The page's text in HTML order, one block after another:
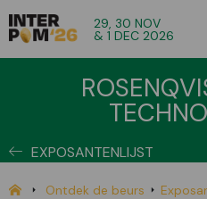
29, 30 NOV
& 1 DEC 2026
EXPOSANTENLIJST
Ontdek de beurs